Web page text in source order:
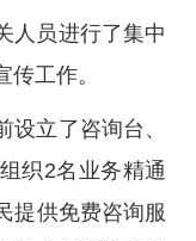
人员进行了集中
工作。
立了咨询台、
织2名业务精通
提供免费咨询服